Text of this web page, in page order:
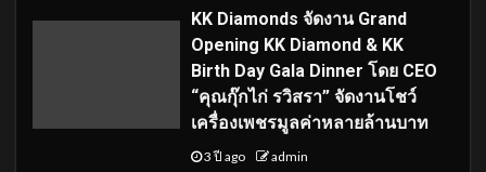
KK Diamonds จัดงาน Grand
Opening KK Diamond & KK
Birth Day Gala Dinner โดย CEO
“คุณกุ๊กไก่ รวิสรา” จัดงานโชว์
เครื่องเพชรมูลค่าหลายล้านบาท
3 ปี ago admin